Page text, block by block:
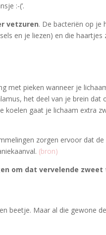
:-(’.
vetzuren. De bacteriën op je
en je liezen) en die
met pieken wanneer je
het deel van je brein dat
gaat je lichaam extra
zorgen ervoor dat de
(bron)
om dat vervelende
beetje. Maar al die gewone